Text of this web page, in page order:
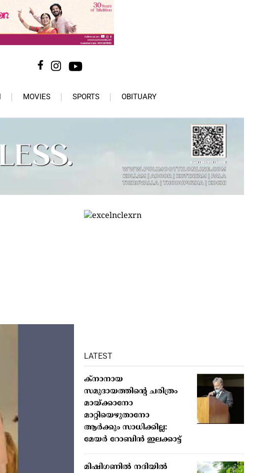
MOVIES SPORTS OBITUARY
LATEST
ക്നാനായ
സമുദായത്തിന്റെ ചരിത്രം
മായ്ക്കാനോ
മാറ്റിയെഴുതാനോ
ആർക്കും സാധിക്കില്ല:
മേയർ റോബിൻ ഇലക്കാട്ട്
മിഷിഗണില്‍ നദിയില്‍